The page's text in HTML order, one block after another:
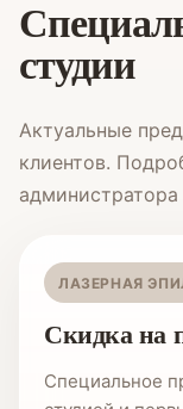
студии
Актуальные
клиентов.
администратора
ЛАЗЕРНАЯ
Скидка на
Специальное